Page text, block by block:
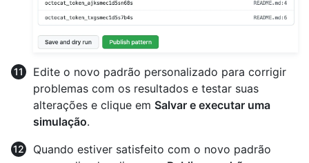
Edite o novo padrão personalizado para corrigir
problemas com os resultados e testar suas
alterações e clique em Salvar e executar uma
simulação.
Quando estiver satisfeito com o novo padrão